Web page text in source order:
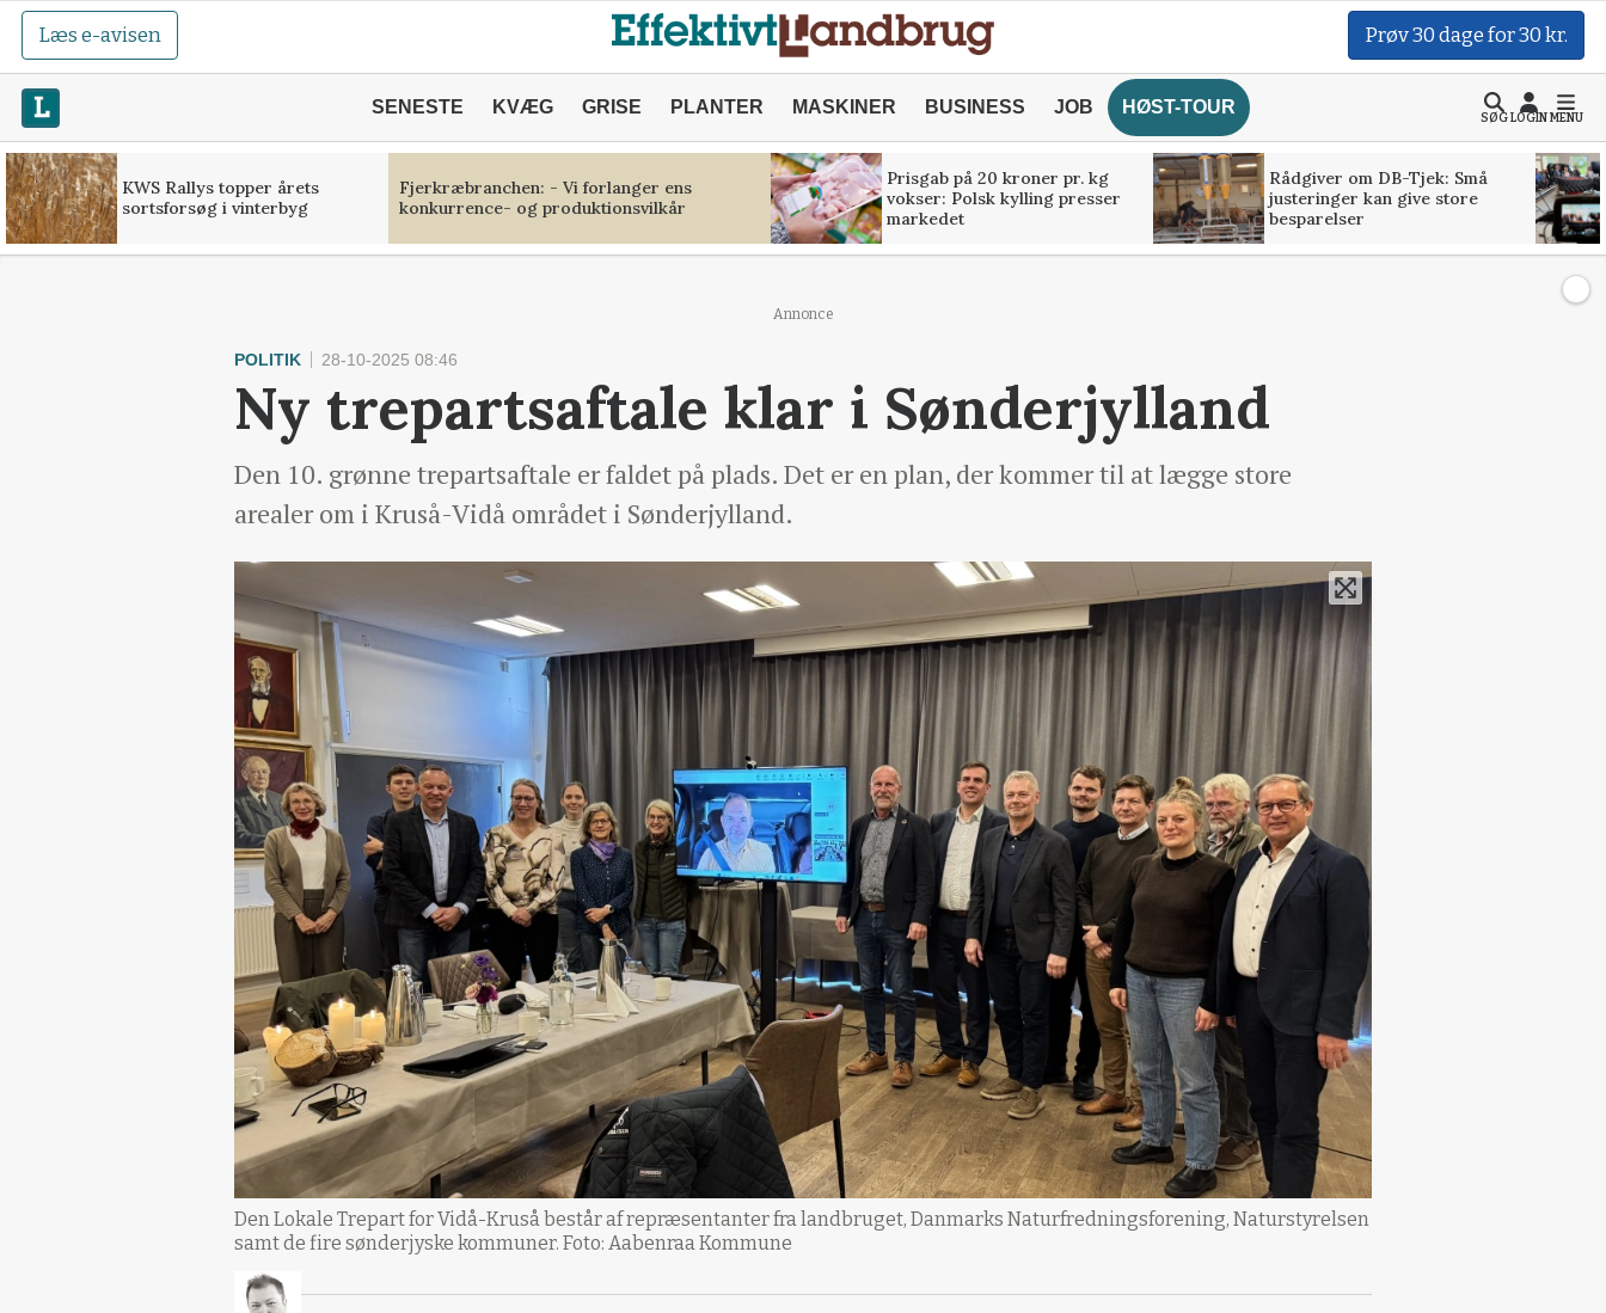
Læs e-avisen Prøv 30 dage for 30 kr.
SENESTE KVÆG GRISE PLANTER MASKINER BUSINESS JOB HØST-TOUR
SØGLOGINMENU
KWS Rallys topper årets
sortsforsøg i vinterbyg
Fjerkræbranchen: - Vi forlanger ens
konkurrence- og produktionsvilkår
Prisgab på 20 kroner pr. kg
vokser: Polsk kylling presser
markedet
Rådgiver om DB-Tjek: Små
justeringer kan give store
besparelser
Annonce
POLITIK 28-10-2025 08:46
Ny trepartsaftale klar i Sønderjylland
Den 10. grønne trepartsaftale er faldet på plads. Det er en plan, der kommer til at lægge store
arealer om i Kruså-Vidå området i Sønderjylland.
Den Lokale Trepart for Vidå-Kruså består af repræsentanter fra landbruget, Danmarks Naturfredningsforening, Naturstyrelsen
samt de fire sønderjyske kommuner. Foto: Aabenraa Kommune